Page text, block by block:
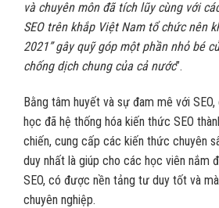
và chuyên môn đã tích lũy cùng với
SEO trên khắp Việt Nam tổ chức nên
2021” gây quỹ góp một phần nhỏ bé
chống dịch chung của cả nước”.
Bằng tâm huyết và sự đam mê với
học đã hệ thống hóa kiến thức SEO
chiến, cung cấp các kiến thức chuyên
duy nhất là giúp cho các học viên nắm
SEO, có được nền tảng tư duy tốt và
chuyên nghiệp.